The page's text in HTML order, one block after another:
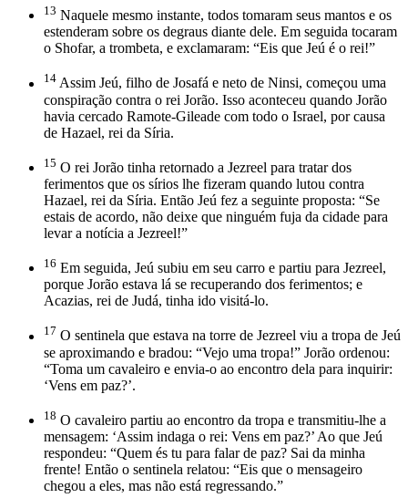
13 Naquele mesmo instante, todos tomaram seus mantos e os
estenderam sobre os degraus diante dele. Em seguida tocaram
o Shofar, a trombeta, e exclamaram: “Eis que Jeú é o rei!”
14 Assim Jeú, filho de Josafá e neto de Ninsi, começou uma
conspiração contra o rei Jorão. Isso aconteceu quando Jorão
havia cercado Ramote-Gileade com todo o Israel, por causa
de Hazael, rei da Síria.
15 O rei Jorão tinha retornado a Jezreel para tratar dos
ferimentos que os sírios lhe fizeram quando lutou contra
Hazael, rei da Síria. Então Jeú fez a seguinte proposta: “Se
estais de acordo, não deixe que ninguém fuja da cidade para
levar a notícia a Jezreel!”
16 Em seguida, Jeú subiu em seu carro e partiu para Jezreel,
porque Jorão estava lá se recuperando dos ferimentos; e
Acazias, rei de Judá, tinha ido visitá-lo.
17 O sentinela que estava na torre de Jezreel viu a tropa de Jeú
se aproximando e bradou: “Vejo uma tropa!” Jorão ordenou:
“Toma um cavaleiro e envia-o ao encontro dela para inquirir:
‘Vens em paz?’.
18 O cavaleiro partiu ao encontro da tropa e transmitiu-lhe a
mensagem: ‘Assim indaga o rei: Vens em paz?’ Ao que Jeú
respondeu: “Quem és tu para falar de paz? Sai da minha
frente! Então o sentinela relatou: “Eis que o mensageiro
chegou a eles, mas não está regressando.”